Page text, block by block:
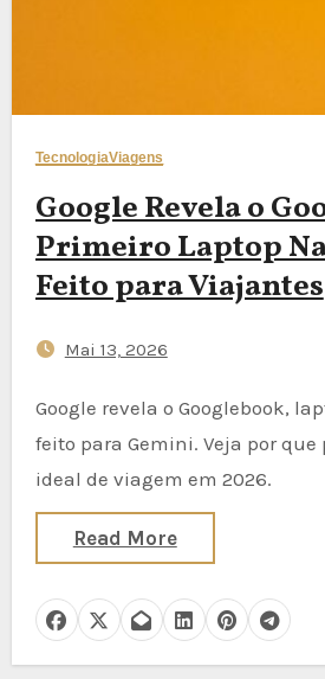
TecnologiaViagens
Google Revela o
Primeiro Laptop
Feito para Viajantes
Mai 13, 2026
Google revela o Googlebook, laptop nativo em IA
feito para Gemini. Veja por que
ideal de viagem em 2026.
Read More